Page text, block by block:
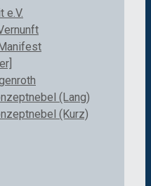
e.V.
(Lang)
(Kurz)